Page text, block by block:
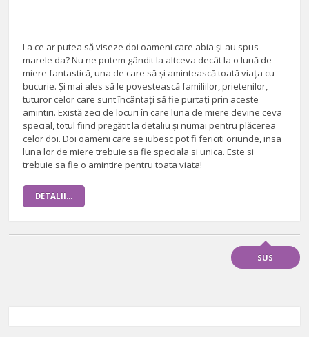
La ce ar putea să viseze doi oameni care abia și-au spus
marele da? Nu ne putem gândit la altceva decât la o lună de
miere fantastică, una de care să-și amintească toată viața cu
bucurie. Și mai ales să le povestească familiilor, prietenilor,
tuturor celor care sunt încântați să fie purtați prin aceste
amintiri. Există zeci de locuri în care luna de miere devine ceva
special, totul fiind pregătit la detaliu și numai pentru plăcerea
celor doi. Doi oameni care se iubesc pot fi fericiti oriunde, insa
luna lor de miere trebuie sa fie speciala si unica. Este si
trebuie sa fie o amintire pentru toata viata!
DETALII...
SUS